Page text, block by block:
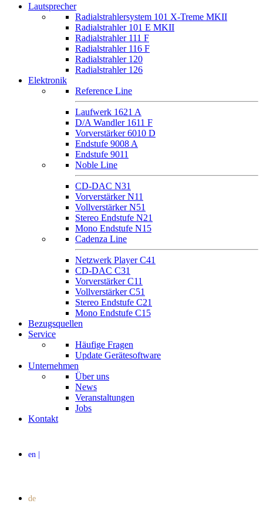
Lautsprecher
Radialstrahlersystem 101 X-Treme MKII
Radialstrahler 101 E MKII
Radialstrahler 111 F
Radialstrahler 116 F
Radialstrahler 120
Radialstrahler 126
Elektronik
Reference Line
Laufwerk 1621 A
D/A Wandler 1611 F
Vorverstärker 6010 D
Endstufe 9008 A
Endstufe 9011
Noble Line
CD-DAC N31
Vorverstärker N11
Vollverstärker N51
Stereo Endstufe N21
Mono Endstufe N15
Cadenza Line
Netzwerk Player C41
CD-DAC C31
Vorverstärker C11
Vollverstärker C51
Stereo Endstufe C21
Mono Endstufe C15
Bezugsquellen
Service
Häufige Fragen
Update Gerätesoftware
Unternehmen
Über uns
News
Veranstaltungen
Jobs
Kontakt